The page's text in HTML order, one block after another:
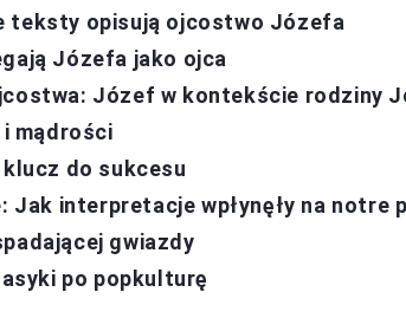
teksty opisują ojcostwo Józefa
Józefa jako ojca
Józef w kontekście rodziny
mądrości
do sukcesu
interpretacje wpłynęły na notre
gwiazdy
po popkulturę